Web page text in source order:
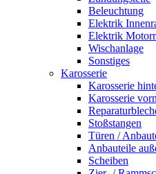
Beleuchtung
Elektrik
Elektrik
Wischanlage
Sonstiges
Karosserie
Karosserie
Karosserie
Stoßstangen
Türen /
Anbauteile
Scheiben